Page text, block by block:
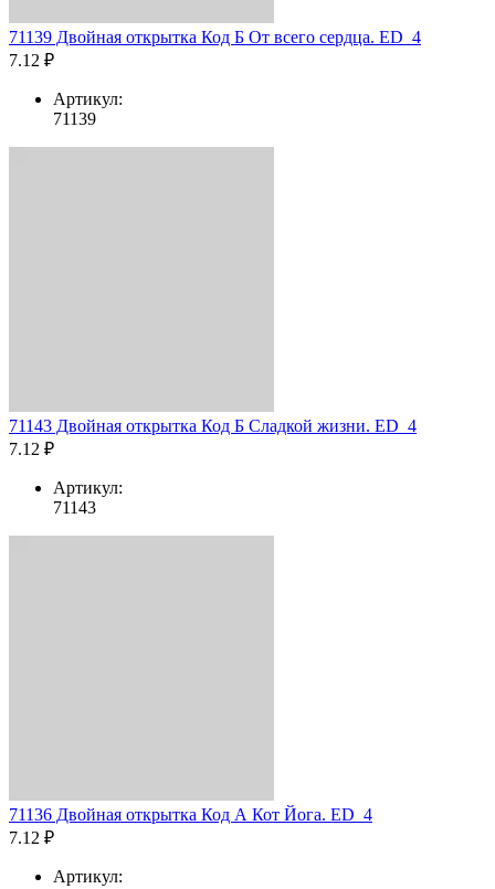
71139 Двойная открытка Код Б От всего сердца. ED_4
7.12 ₽
Артикул:
71139
71143 Двойная открытка Код Б Сладкой жизни. ED_4
7.12 ₽
Артикул:
71143
71136 Двойная открытка Код А Кот Йога. ED_4
7.12 ₽
Артикул: